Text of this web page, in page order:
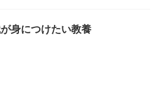
身につけたい教養